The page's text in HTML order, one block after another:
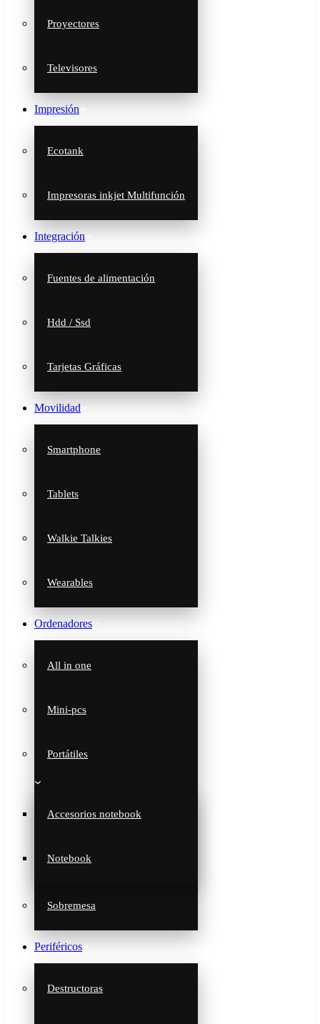
Proyectores
Televisores
Impresión
Ecotank
Impresoras inkjet Multifunción
Integración
Fuentes de alimentación
Hdd / Ssd
Tarjetas Gráficas
Movilidad
Smartphone
Tablets
Walkie Talkies
Wearables
Ordenadores
All in one
Mini-pcs
Portátiles
Accesorios notebook
Notebook
Sobremesa
Periféricos
Destructoras